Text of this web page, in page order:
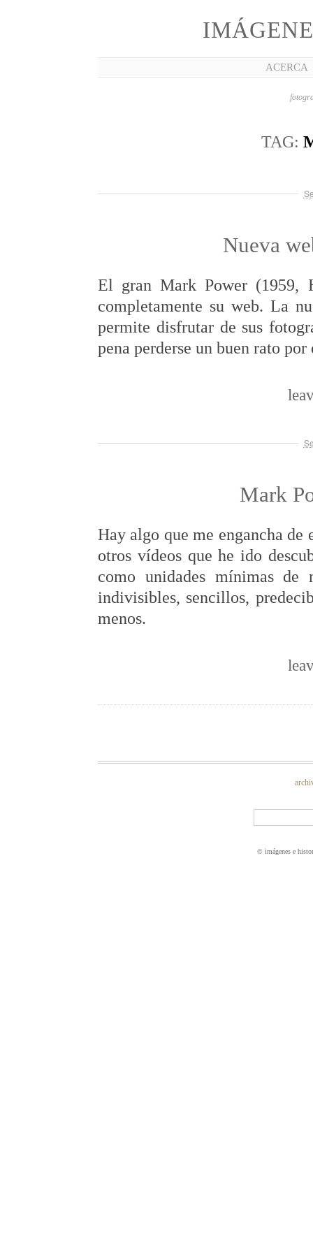
ACERCA
TAG:
Nueva
El gran Mark Power (1959,
completamente su web. La
permite disfrutar de sus
pena perderse un buen rato
Mark
Hay algo que me engancha
otros vídeos que he ido
como unidades mínimas de
indivisibles, sencillos,
menos.
© imágenes e